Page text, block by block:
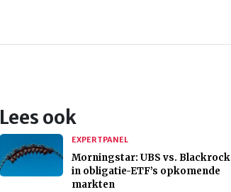
Lees ook
EXPERTPANEL
Morningstar: UBS vs. Blackrock
in obligatie-ETF’s opkomende
markten